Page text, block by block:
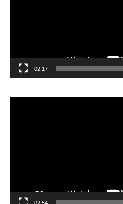
02:17
02:54